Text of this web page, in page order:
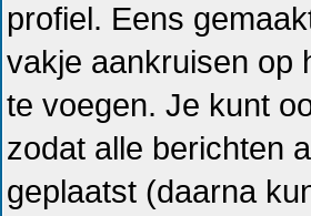
profiel. Eens
vakje aankruisen op
te voegen. Je kunt
zodat alle berichten
geplaatst (daarna